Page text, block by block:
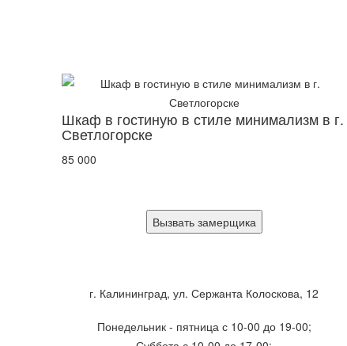
Шкаф в гостиную в стиле минимализм в г.
Светлогорске
85 000
Вызвать замерщика
г. Калининград, ул. Сержанта Колоскова, 12
Понедельник - пятница с 10-00 до 19-00;